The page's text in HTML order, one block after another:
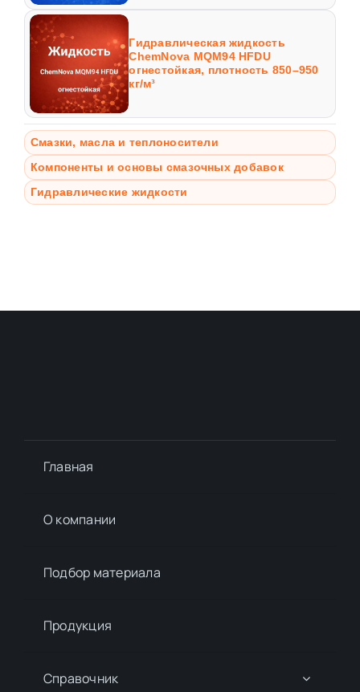
Гидравлическая жидкость
ChemNova MQM94 HFDU
огнестойкая, плотность 850–950
кг/м³
Смазки, масла и теплоносители
Компоненты и основы смазочных добавок
Гидравлические жидкости
Главная
О компании
Подбор материалa
Продукция
Справочник